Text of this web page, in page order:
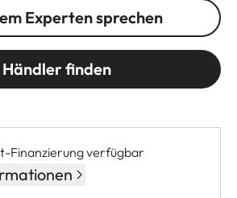
Experten sprechen
Händler finden
Finanzierung verfügbar